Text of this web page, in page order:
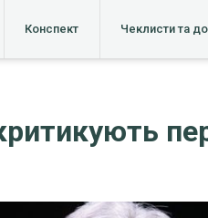
Конспект Чеклисти та